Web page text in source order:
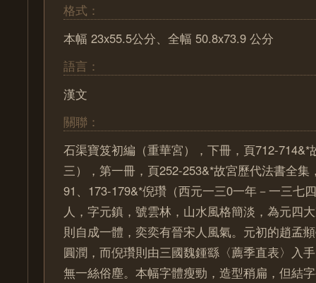
格式：
本幅 23x55.5公分、全幅 50.8x73.9 公分
語言：
漢文
關聯：
石渠寶笈初編（重華宮），下冊，頁712-714&*
三），第一冊，頁252-253&*故宮歷代法書全集
91、173-179&*倪瓚（西元一三0一年－一三七
人，字元鎮，號雲林，山水風格簡淡，為元四
則自成一體，奕奕有晉宋人風氣。元初的趙孟
圓潤，而倪瓚則由三國魏鍾繇〈薦季直表〉入
無一絲俗塵。本幅字體瘦勁，造型稍扁，但結